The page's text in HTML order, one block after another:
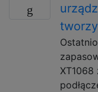
XT1068